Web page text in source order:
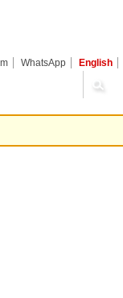
WhatsApp English